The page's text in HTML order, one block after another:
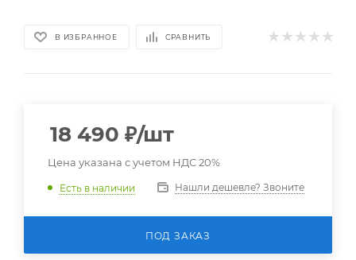
В ИЗБРАННОЕ СРАВНИТЬ
18 490 ₽/шт
Цена указана с учетом НДС 20%
Есть в наличии Нашли дешевле? Звоните
ПОД ЗАКАЗ